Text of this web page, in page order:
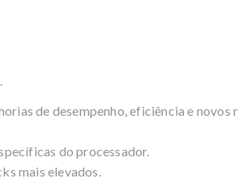
de desempenho, eficiência e novos
do processador.
mais elevados.